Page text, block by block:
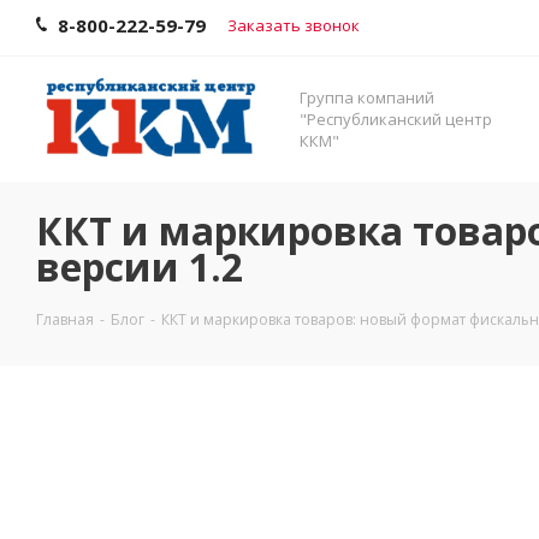
8-800-222-59-79 Заказать звонок
Группа компаний
"Республиканский центр
ККМ"
ККТ и маркировка
версии 1.2
Главная - Блог - ККТ и маркировка товаров: новый формат